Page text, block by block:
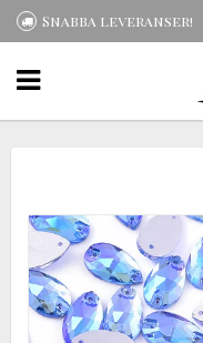
Snabba leveranser!